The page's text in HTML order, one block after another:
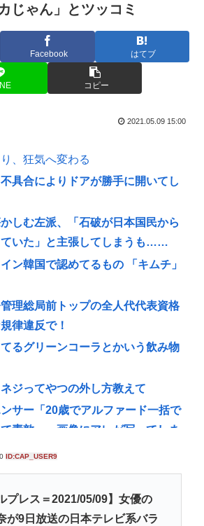
じゃん」とツッコミ
Facebook はてブ
コピー
2021.05.09 15:00
、狂気へ変わる
具合によりドアが勝手に開いてし
しむ左派、「石破が日本国民から
ていた」と主張してしまうも……
ン韓国で認めてるもの 「キムチ」
理総局前トップの全人代代表資格
律違反で！
るグリーンコーラとかいう飲み物
ジってやつの外し方教えて
サー「20歳でアルファード一括で
素敵」→画像にアレが写ってしま
民、夏恒例の儀式で2人死亡www
ァミチキだと思って買ったら小さ
戻って確認したら！！！！www
ID:CAP_USER9
プレス＝2021/05/09】女優の
が9日放送の日本テレビ系バラ